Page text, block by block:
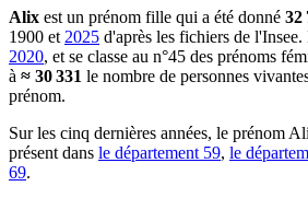
Alix est un prénom fille qui a été donné 32
1900 et 2025 d'après les fichiers de
2020, et se classe au n°45 des prénoms
à ≈ 30 331 le nombre de personnes
prénom.
Sur les cinq dernières années, le prénom
présent dans le département 59, le
69.